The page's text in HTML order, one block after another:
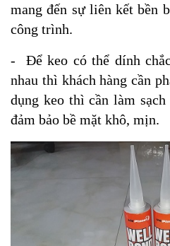
mang đến sự liên kết bền
công trình.
- Để keo có thể dính
nhau thì khách hàng cần
dụng keo thì cần làm
đảm bảo bề mặt khô, mịn.